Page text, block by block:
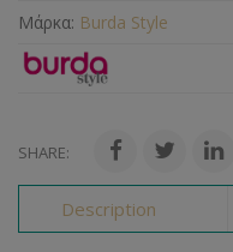
Μάρκα: Burda Style
SHARE:
Description